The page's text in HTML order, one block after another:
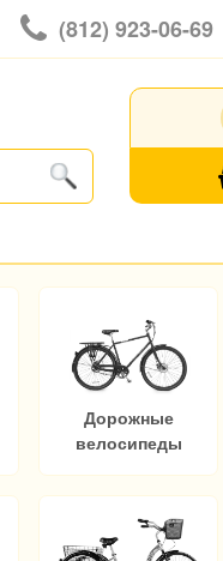
(812) 923-06-69
Дорожные
велосипеды